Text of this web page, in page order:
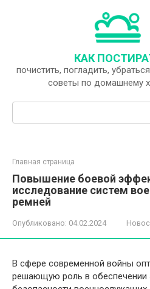
КАК
почистить, погладить,
советы по домашнему
Главная страница
Повышение боевой
исследование систем
ремней
Опубликовано: 04.02.2024
В сфере современной войны
решающую роль в обеспечении